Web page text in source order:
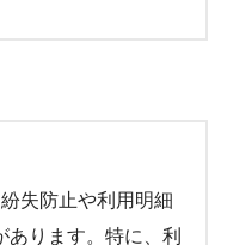
失防止や利用明細
ります。特に、利